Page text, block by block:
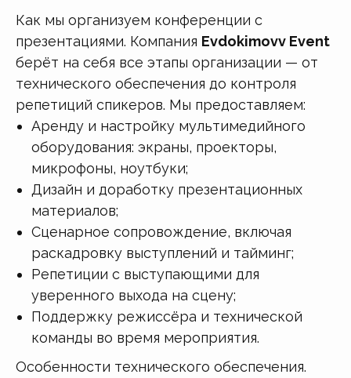
Как мы организуем конференции с
презентациями. Компания Evdokimovv Event
берёт на себя все этапы организации — от
технического обеспечения до контроля
репетиций спикеров. Мы предоставляем:
Аренду и настройку мультимедийного
оборудования: экраны, проекторы,
микрофоны, ноутбуки;
Дизайн и доработку презентационных
материалов;
Сценарное сопровождение, включая
раскадровку выступлений и тайминг;
Репетиции с выступающими для
уверенного выхода на сцену;
Поддержку режиссёра и технической
команды во время мероприятия.
Особенности технического обеспечения.